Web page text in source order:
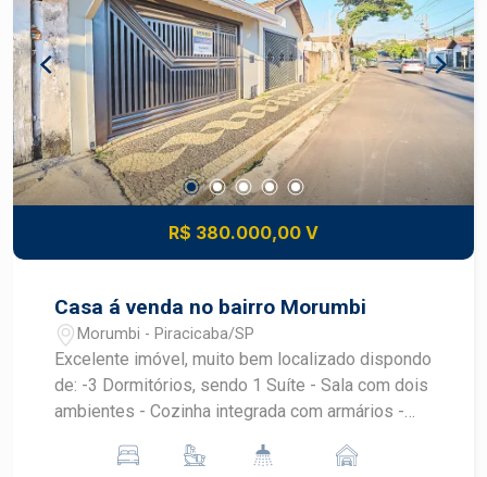
áreas de lazer - Fácil acesso às principais vias
da cidade Entre em contato e agende sua visita!
Seu novo lar está te esperando!
R$ 380.000,00 V
Casa á venda no bairro Morumbi
Morumbi - Piracicaba/SP
Excelente imóvel, muito bem localizado dispondo
de: -3 Dormitórios, sendo 1 Suíte - Sala com dois
ambientes - Cozinha integrada com armários -
com portão eletrônico * Imóvel reformado, pronto